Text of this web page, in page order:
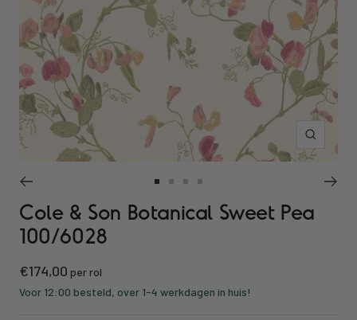
Inzoomen
naarnaarnaarnaar
Cole & Son Botanical Sweet Pea
100/6028
Kortings
prijs
€174,00 per rol
Voor 12:00 besteld, over 1-4 werkdagen in huis!